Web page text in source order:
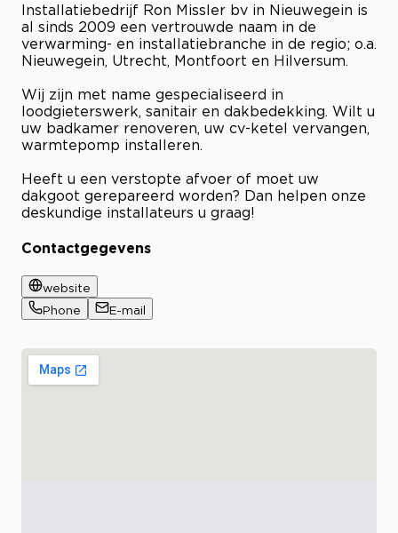
Installatiebedrijf Ron Missler bv in Nieuwegein is
al sinds 2009 een vertrouwde naam in de
verwarming- en installatiebranche in de regio; o.a.
Nieuwegein, Utrecht, Montfoort en Hilversum.
Wij zijn met name gespecialiseerd in
loodgieterswerk, sanitair en dakbedekking. Wilt u
uw badkamer renoveren, uw cv-ketel vervangen,
warmtepomp installeren.
Heeft u een verstopte afvoer of moet uw
dakgoot gerepareerd worden? Dan helpen onze
deskundige installateurs u graag!
Contactgegevens
website
Phone
E-mail